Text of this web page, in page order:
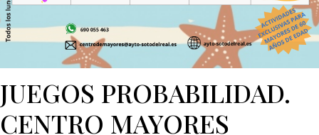
JUEGOS PROBABILIDAD.
CENTRO MAYORES